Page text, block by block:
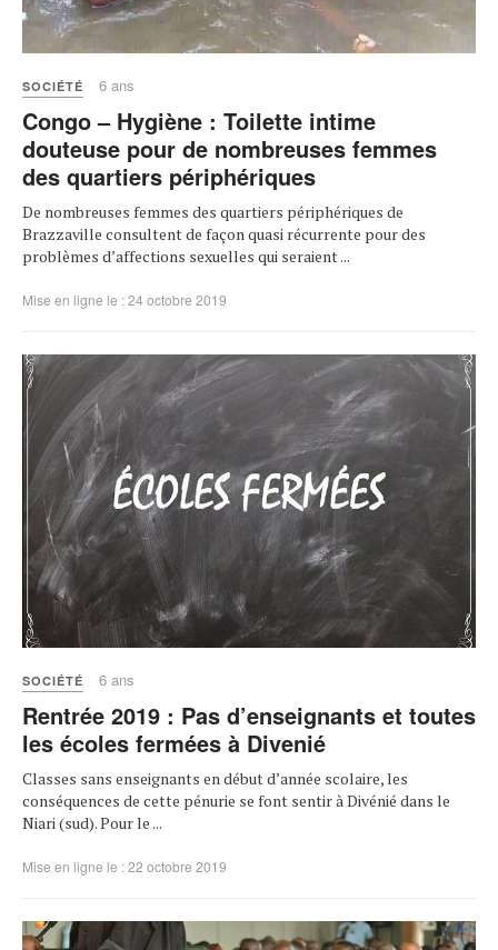
SOCIÉTÉ 6 ans
Congo – Hygiène : Toilette intime
douteuse pour de nombreuses femmes
des quartiers périphériques
De nombreuses femmes des quartiers périphériques de
Brazzaville consultent de façon quasi récurrente pour des
problèmes d’affections sexuelles qui seraient ...
Mise en ligne le : 24 octobre 2019
SOCIÉTÉ 6 ans
Rentrée 2019 : Pas d’enseignants et toutes
les écoles fermées à Divenié
Classes sans enseignants en début d’année scolaire, les
conséquences de cette pénurie se font sentir à Divénié dans le
Niari (sud). Pour le ...
Mise en ligne le : 22 octobre 2019